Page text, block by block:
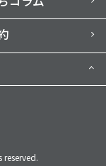
reserved.